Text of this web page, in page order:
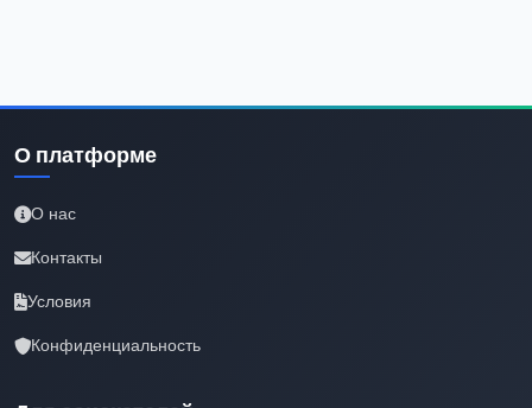
О платформе
О нас
Контакты
Условия
Конфиденциальность